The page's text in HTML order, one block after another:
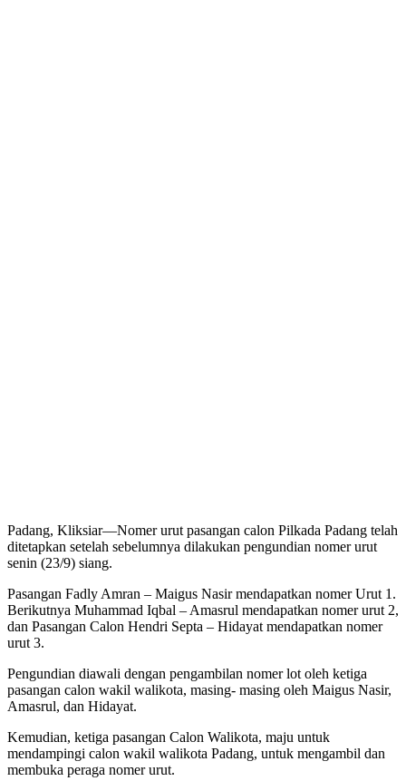
Padang, Kliksiar—Nomer urut pasangan calon Pilkada Padang telah
ditetapkan setelah sebelumnya dilakukan pengundian nomer urut
senin (23/9) siang.
Pasangan Fadly Amran – Maigus Nasir mendapatkan nomer Urut 1.
Berikutnya Muhammad Iqbal – Amasrul mendapatkan nomer urut 2,
dan Pasangan Calon Hendri Septa – Hidayat mendapatkan nomer
urut 3.
Pengundian diawali dengan pengambilan nomer lot oleh ketiga
pasangan calon wakil walikota, masing- masing oleh Maigus Nasir,
Amasrul, dan Hidayat.
Kemudian, ketiga pasangan Calon Walikota, maju untuk
mendampingi calon wakil walikota Padang, untuk mengambil dan
membuka peraga nomer urut.